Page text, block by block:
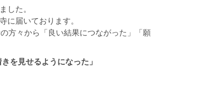
した。
に届いております。
方々から「良い結果につながった」「願
を見せるようになった」